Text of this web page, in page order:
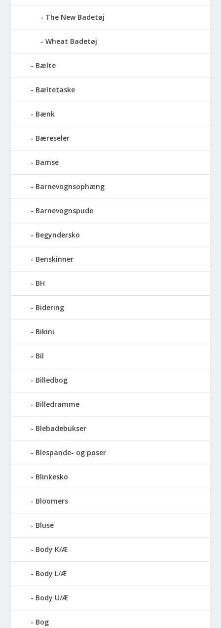
The New Badetøj
Wheat Badetøj
Bælte
Bæltetaske
Bænk
Bæreseler
Bamse
Barnevognsophæng
Barnevognspude
Begyndersko
Benskinner
BH
Bidering
Bikini
Bil
Billedbog
Billedramme
Blebadebukser
Blespande- og poser
Blinkesko
Bloomers
Bluse
Body K/Æ
Body L/Æ
Body U/Æ
Bog